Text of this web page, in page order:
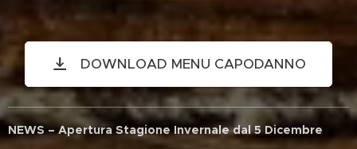
DOWNLOAD MENU CAPODANNO
NEWS – Apertura Stagione Invernale dal 5 Dicembre